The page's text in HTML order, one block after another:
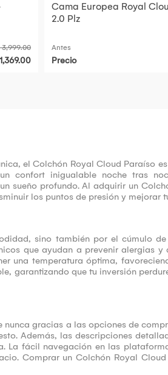
3,999.00
Cama Europea Royal
2.0 Plz
Antes
Precio
el Colchón Royal Cloud Paraíso
confort inigualable noche tras
sueño profundo. Al adquirir un
los puntos de presión y mejorar
sino también por el cúmulo
que ayudan a prevenir alergias
una temperatura óptima,
garantizando que tu inversión
gracias a las opciones de
Además, las descripciones
fácil navegación en las
Comprar un Colchón Royal